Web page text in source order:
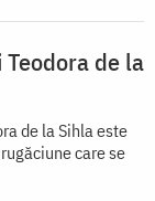
de la
de la Sihla este
care se